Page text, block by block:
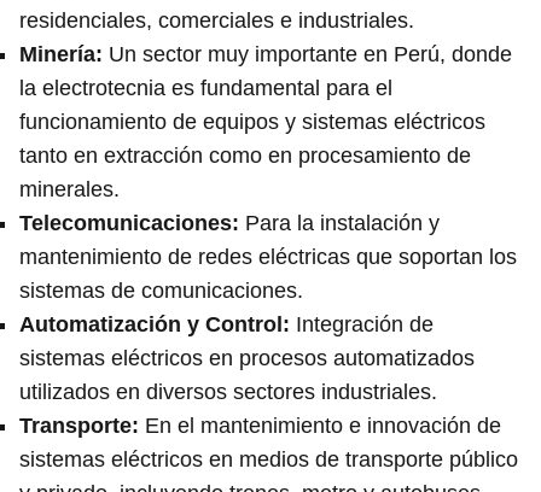
residenciales, comerciales e industriales.
Minería: Un sector muy importante en Perú, donde
la electrotecnia es fundamental para el
funcionamiento de equipos y sistemas eléctricos
tanto en extracción como en procesamiento de
minerales.
Telecomunicaciones: Para la instalación y
mantenimiento de redes eléctricas que soportan los
sistemas de comunicaciones.
Automatización y Control: Integración de
sistemas eléctricos en procesos automatizados
utilizados en diversos sectores industriales.
Transporte: En el mantenimiento e innovación de
sistemas eléctricos en medios de transporte público